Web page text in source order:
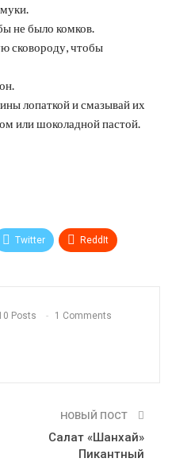
не было комков.
сковороду, чтобы
лопаткой и смазывай их
или шоколадной пастой.
Twitter ReddIt
Posts 1 Comments
НОВЫЙ ПОСТ
Салат «Шанхай»
Пикантный